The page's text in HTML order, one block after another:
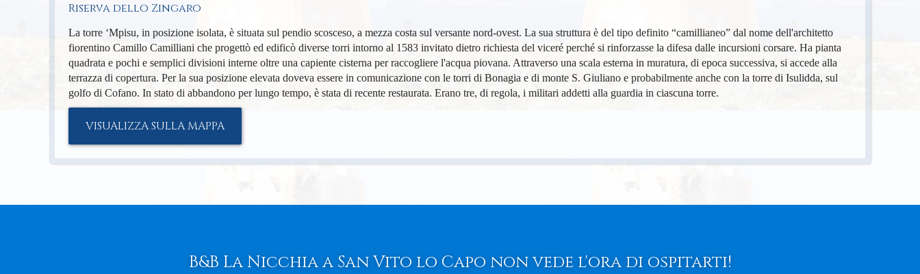
Riserva dello Zingaro
La torre ‘Mpisu, in posizione isolata, è situata sul pendio scosceso, a mezza costa sul versante nord-ovest. La sua struttura è del tipo definito “camillianeo” dal nome dell'architetto
fiorentino Camillo Camilliani che progettò ed edificò diverse torri intorno al 1583 invitato dietro richiesta del viceré perché si rinforzasse la difesa dalle incursioni corsare. Ha pianta
quadrata e pochi e semplici divisioni interne oltre una capiente cisterna per raccogliere l'acqua piovana. Attraverso una scala esterna in muratura, di epoca successiva, si accede alla
terrazza di copertura. Per la sua posizione elevata doveva essere in comunicazione con le torri di Bonagia e di monte S. Giuliano e probabilmente anche con la torre di Isulidda, sul
golfo di Cofano. In stato di abbandono per lungo tempo, è stata di recente restaurata. Erano tre, di regola, i militari addetti alla guardia in ciascuna torre.
VISUALIZZA SULLA MAPPA
B&B La Nicchia a San Vito lo Capo non vede l'ora di ospitarti!